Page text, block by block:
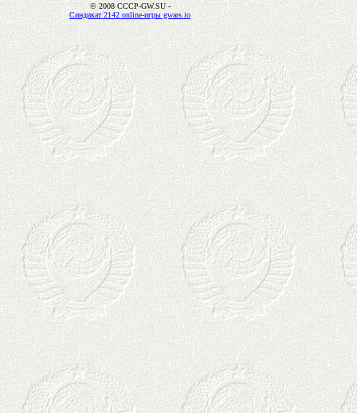
© 2008 CCCP-GW.SU -
Синдикат 2142 online-игры gwars.io